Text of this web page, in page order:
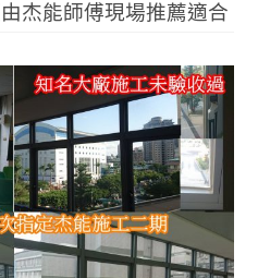
杰能師傅現場推薦適合
2018-07-09